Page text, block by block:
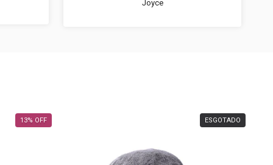
Joyce
13% OFF ESGOTADO